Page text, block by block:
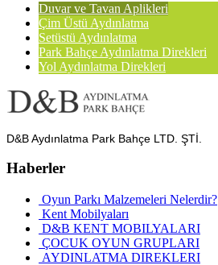
Duvar ve Tavan Aplikleri
Çim Üstü Aydınlatma
Setüstü Aydınlatma
Park Bahçe Aydınlatma Direkleri
Yol Aydınlatma Direkleri
D&B Aydınlatma Park Bahçe LTD. ŞTİ.
Haberler
Oyun Parkı Malzemeleri Nelerdir?
Kent Mobilyaları
D&B KENT MOBILYALARI
ÇOCUK OYUN GRUPLARI
AYDINLATMA DIREKLERI